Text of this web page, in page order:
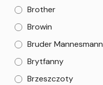
Brother
Browin
Bruder Mannesmann
Brytfanny
Brzeszczoty